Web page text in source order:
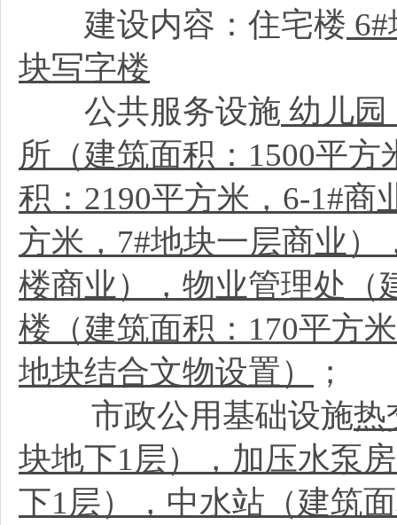
建设内容：住宅楼
块写字楼
公共服务设施 幼儿园
所（建筑面积：1500平
积：2190平方米，6-1#商
方米，7#地块一层商业）
楼商业），物业管理处（
楼（建筑面积：170平方
地块结合文物设置）
；
市政公用基础设施热
块地下1层），加压水泵
下1层），中水站（建筑